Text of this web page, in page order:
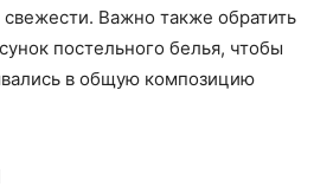
Важно также обратить
постельного белья, чтобы
в общую композицию